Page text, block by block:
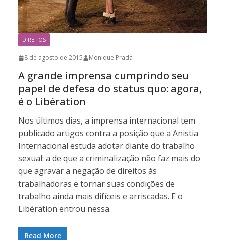
DIREITOS
8 de agosto de 2015 Monique Prada
A grande imprensa cumprindo seu
papel de defesa do status quo: agora,
é o Libération
Nos últimos dias, a imprensa internacional tem
publicado artigos contra a posição que a Anistia
Internacional estuda adotar diante do trabalho
sexual: a de que a criminalização não faz mais do
que agravar a negação de direitos às
trabalhadoras e tornar suas condições de
trabalho ainda mais difíceis e arriscadas. E o
Libération entrou nessa.
Read More